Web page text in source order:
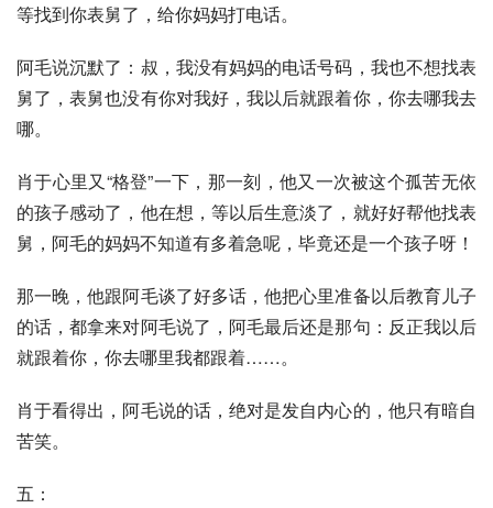
等找到你表舅了，给你妈妈打电话。
阿毛说沉默了：叔，我没有妈妈的电话号码，我也不想找表
舅了，表舅也没有你对我好，我以后就跟着你，你去哪我去
哪。
肖于心里又“格登”一下，那一刻，他又一次被这个孤苦无依
的孩子感动了，他在想，等以后生意淡了，就好好帮他找表
舅，阿毛的妈妈不知道有多着急呢，毕竟还是一个孩子呀！
那一晚，他跟阿毛谈了好多话，他把心里准备以后教育儿子
的话，都拿来对阿毛说了，阿毛最后还是那句：反正我以后
就跟着你，你去哪里我都跟着……。
肖于看得出，阿毛说的话，绝对是发自内心的，他只有暗自
苦笑。
五：